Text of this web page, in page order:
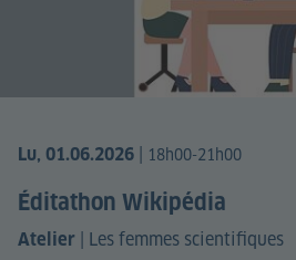
Lu, 01.06.2026 18h00-21h00
Éditathon Wikipédia
Atelier | Les femmes scientifiques